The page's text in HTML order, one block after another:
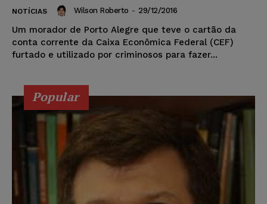
NOTÍCIAS Wilson Roberto - 29/12/2016
Um morador de Porto Alegre que teve o cartão da
conta corrente da Caixa Econômica Federal (CEF)
furtado e utilizado por criminosos para fazer...
Popular